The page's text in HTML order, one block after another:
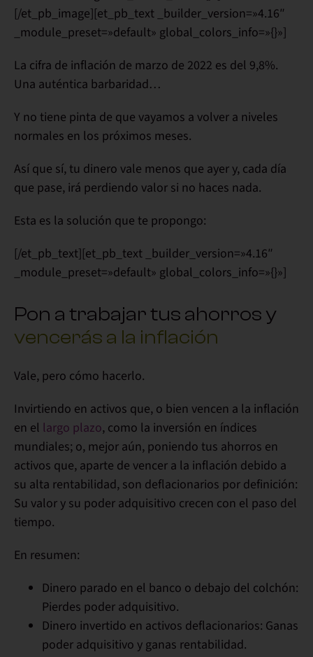
[/et_pb_image][et_pb_text _builder_version=»4.16″
_module_preset=»default» global_colors_info=»{}»]
La cifra de inflación de marzo de 2022 es del 9,8%.
Una auténtica barbaridad…
Y no tiene pinta de que vayamos a volver a niveles
normales en los próximos meses.
Así que sí, tu dinero vale menos que ayery, cada día
que pase, irá perdiendo valor si no haces nada.
Esta es la solución que te propongo:
[/et_pb_text][et_pb_text _builder_version=»4.16″
_module_preset=»default» global_colors_info=»{}»]
Pon a trabajar tus ahorros y
vencerás a la inflación
Vale, pero cómo hacerlo.
Invirtiendo en activos que, o bien vencen a la inflación
en el largo plazo, como la inversión en índices
mundiales; o, mejor aún, poniendo tus ahorros en
activos que, aparte de vencer a la inflación debido a
su alta rentabilidad, son deflacionarios por definición:
Su valor y su poder adquisitivo crecen con el paso del
tiempo.
En resumen:
Dinero parado en el banco o debajo del colchón:
Pierdes poder adquisitivo.
Dinero invertido en activos deflacionarios: Ganas
poder adquisitivo y ganas rentabilidad.